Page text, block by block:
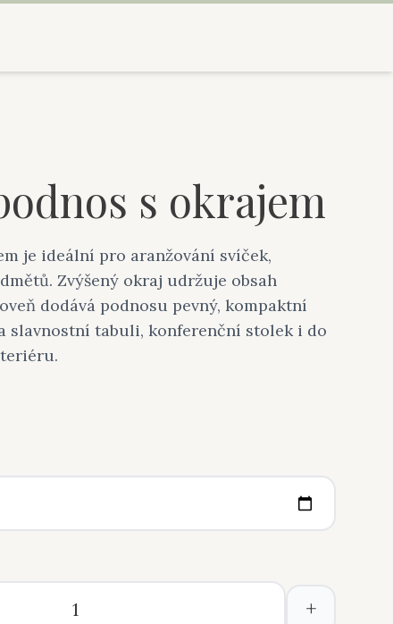
s okrajem
je ideální pro aranžování svíček,
Zvýšený okraj udržuje obsah
dodává podnosu pevný, kompaktní
slavnostní tabuli, konferenční stolek i do
+